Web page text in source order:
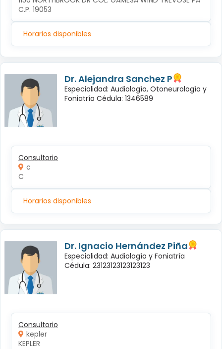
C.P. 19053
Horarios disponibles
Dr. Alejandra Sanchez P
Especialidad: Audiología, Otoneurología y
Foniatría Cédula: 1346589
Consultorio
c
C
Horarios disponibles
Dr. Ignacio Hernández Piña
Especialidad: Audiología y Foniatría
Cédula: 23123123123123123
Consultorio
kepler
KEPLER